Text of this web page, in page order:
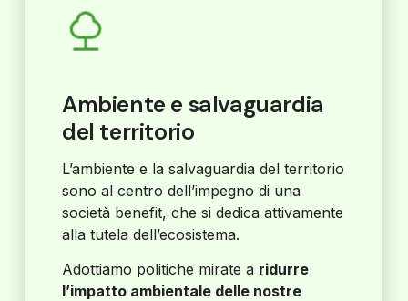
Ambiente e salvaguardia
del territorio
L’ambiente e la salvaguardia del territorio
sono al centro dell’impegno di una
società benefit, che si dedica attivamente
alla tutela dell’ecosistema.
Adottiamo politiche mirate a ridurre
l’impatto ambientale delle nostre